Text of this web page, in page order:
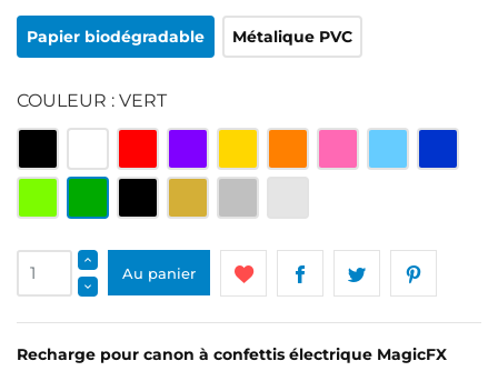
Papier biodégradable Métalique PVC
COULEUR : VERT
Multicolore Rouge Violet Jaune Orange
Bleu
Vert
Vert Noir
Au panier
Recharge pour canon à confettis électrique MagicFX